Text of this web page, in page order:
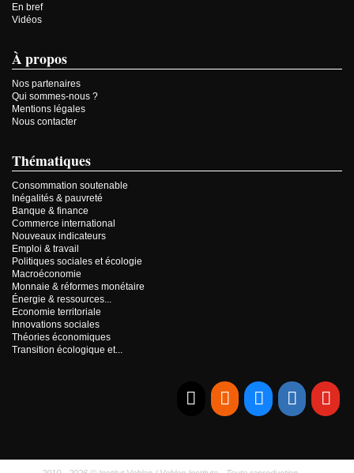
En bref
Vidéos
À propos
Nos partenaires
Qui sommes-nous ?
Mentions légales
Nous contacter
Thématiques
Consommation soutenable
Inégalités & pauvreté
Banque & finance
Commerce international
Nouveaux indicateurs
Emploi & travail
Politiques sociales et écologie
Macroéconomie
Monnaie & réformes monétaire
Énergie & ressources...
Economie territoriale
Innovations sociales
Théories économiques
Transition écologique et...